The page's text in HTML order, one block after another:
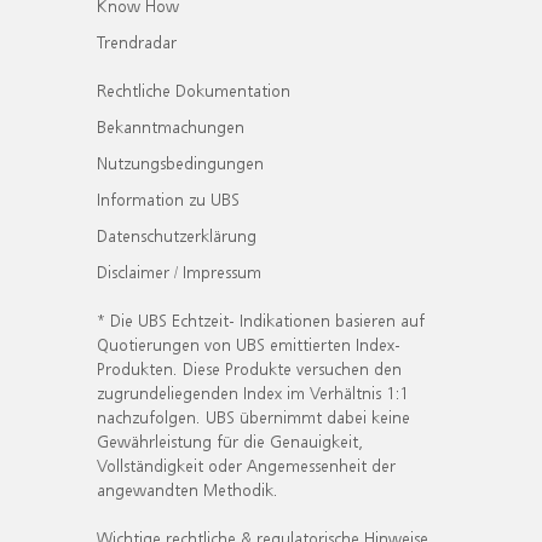
Know How
Trendradar
Rechtliche Dokumentation
Bekanntmachungen
Nutzungsbedingungen
Information zu UBS
Datenschutzerklärung
Disclaimer / Impressum
* Die UBS Echtzeit- Indikationen basieren auf
Quotierungen von UBS emittierten Index-
Produkten. Diese Produkte versuchen den
zugrundeliegenden Index im Verhältnis 1:1
nachzufolgen. UBS übernimmt dabei keine
Gewährleistung für die Genauigkeit,
Vollständigkeit oder Angemessenheit der
angewandten Methodik.